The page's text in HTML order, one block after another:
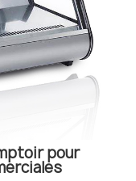
pour